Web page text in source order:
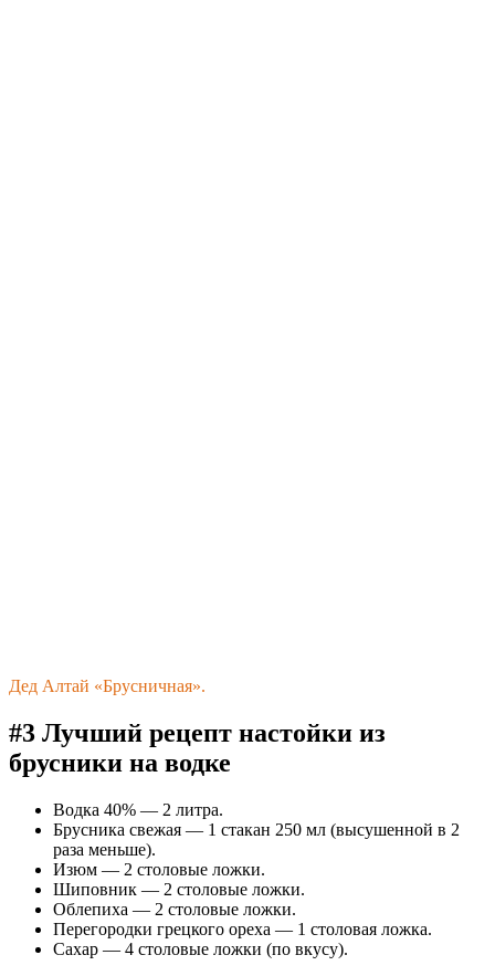
Дед Алтай «Брусничная».
#3 Лучший рецепт настойки из
брусники на водке
Водка 40% — 2 литра.
Брусника свежая — 1 стакан 250 мл (высушенной в 2
раза меньше).
Изюм — 2 столовые ложки.
Шиповник — 2 столовые ложки.
Облепиха — 2 столовые ложки.
Перегородки грецкого ореха — 1 столовая ложка.
Сахар — 4 столовые ложки (по вкусу).